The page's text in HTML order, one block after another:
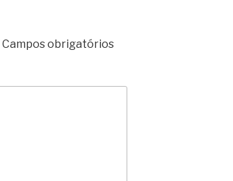
Campos obrigatórios